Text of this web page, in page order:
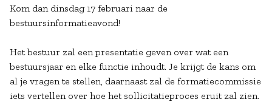
Kom dan dinsdag 17 februari naar de
bestuursinformatieavond!
Het bestuur zal een presentatie geven over wat een
bestuursjaar en elke functie inhoudt. Je krijgt de kans om
al je vragen te stellen, daarnaast zal de formatiecommissie
iets vertellen over hoe het sollicitatieproces eruit zal zien.